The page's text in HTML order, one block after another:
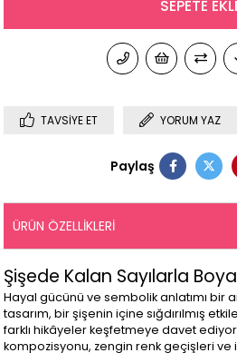
TAVSIYE ET YORUM YAZ
Paylaş
ÜRÜN ÖZELLIKLERI
Şişede Kalan Sayılarla
Hayal gücünü ve sembolik anlatımı bir
tasarım, bir şişenin içine sığdırılmış
farklı hikâyeler keşfetmeye davet
kompozisyonu, zengin renk geçişleri ve